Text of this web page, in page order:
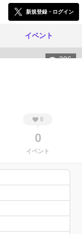
新規登録・ログイン
イベント
286
0
0
イベント